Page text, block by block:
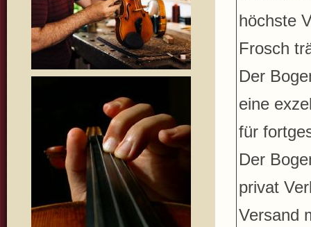
höchste
Frosch
Der
eine
für
Der
privat
Versand